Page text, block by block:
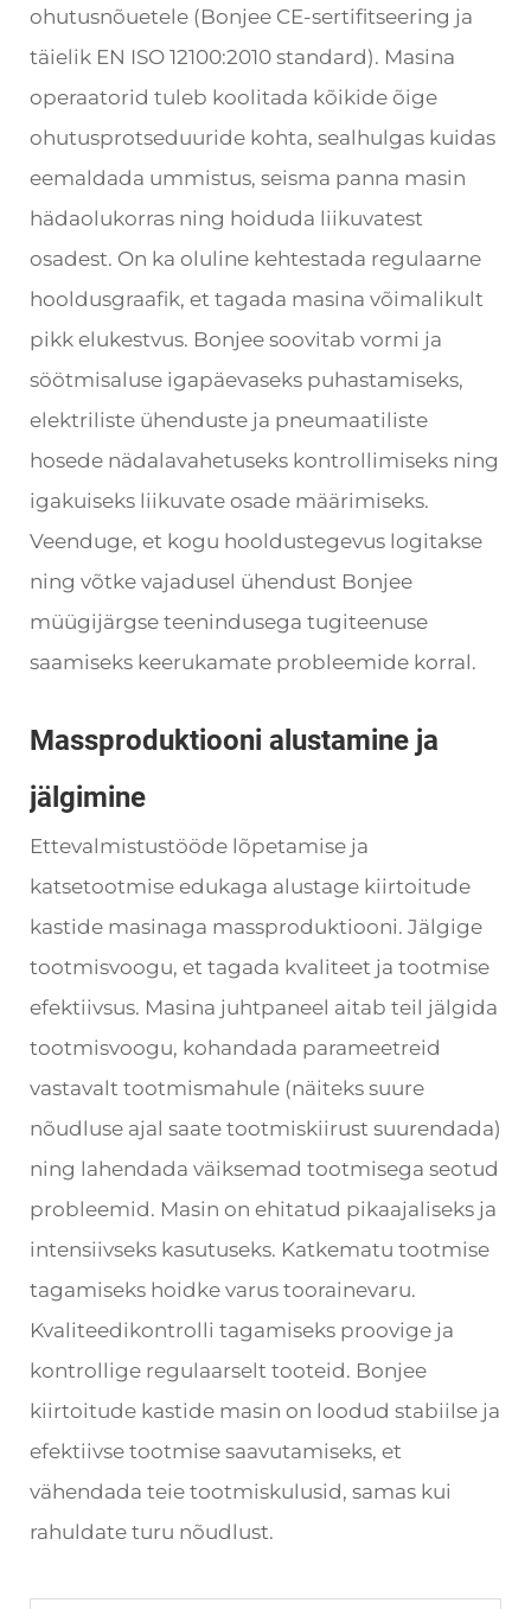
ohutusnõuetele (Bonjee CE-sertifitseering ja
täielik EN ISO 12100:2010 standard). Masina
operaatorid tuleb koolitada kõikide õige
ohutusprotseduuride kohta, sealhulgas kuidas
eemaldada ummistus, seisma panna masin
hädaolukorras ning hoiduda liikuvatest
osadest. On ka oluline kehtestada regulaarne
hooldusgraafik, et tagada masina võimalikult
pikk elukestvus. Bonjee soovitab vormi ja
söötmisaluse igapäevaseks puhastamiseks,
elektriliste ühenduste ja pneumaatiliste
hosede nädalavahetuseks kontrollimiseks ning
igakuiseks liikuvate osade määrimiseks.
Veenduge, et kogu hooldustegevus logitakse
ning võtke vajadusel ühendust Bonjee
müügijärgse teenindusega tugiteenuse
saamiseks keerukamate probleemide korral.
Massproduktiooni alustamine ja
jälgimine
Ettevalmistustööde lõpetamise ja
katsetootmise edukaga alustage kiirtoitude
kastide masinaga massproduktiooni. Jälgige
tootmisvoogu, et tagada kvaliteet ja tootmise
efektiivsus. Masina juhtpaneel aitab teil jälgida
tootmisvoogu, kohandada parameetreid
vastavalt tootmismahule (näiteks suure
nõudluse ajal saate tootmiskiirust suurendada)
ning lahendada väiksemad tootmisega seotud
probleemid. Masin on ehitatud pikaajaliseks ja
intensiivseks kasutuseks. Katkematu tootmise
tagamiseks hoidke varus toorainevaru.
Kvaliteedikontrolli tagamiseks proovige ja
kontrollige regulaarselt tooteid. Bonjee
kiirtoitude kastide masin on loodud stabiilse ja
efektiivse tootmise saavutamiseks, et
vähendada teie tootmiskulusid, samas kui
rahuldate turu nõudlust.